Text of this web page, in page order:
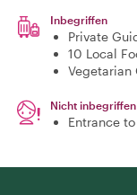
Inbegriffen
Private
10 Local
Vegetarian
Nicht inbegriffen
Entrance